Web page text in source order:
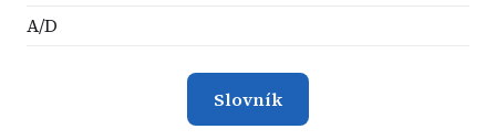
A/D
Slovník